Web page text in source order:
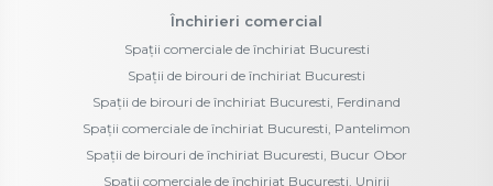
Închirieri comercial
Spații comerciale de închiriat Bucuresti
Spații de birouri de închiriat Bucuresti
Spații de birouri de închiriat Bucuresti, Ferdinand
Spații comerciale de închiriat Bucuresti, Pantelimon
Spații de birouri de închiriat Bucuresti, Bucur Obor
Spații comerciale de închiriat Bucuresti, Unirii